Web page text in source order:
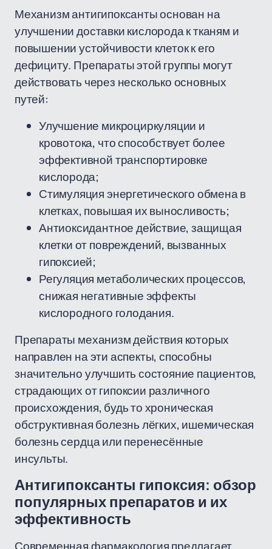
Механизм антигипоксанты основан на
улучшении доставки кислорода к тканям и
повышении устойчивости клеток к его
дефициту. Препараты этой группы могут
действовать через несколько основных
путей:
Улучшение микроциркуляции и
кровотока, что способствует более
эффективной транспортировке
кислорода;
Стимуляция энергетического обмена в
клетках, повышая их выносливость;
Антиоксидантное действие, защищая
клетки от повреждений, вызванных
гипоксией;
Регуляция метаболических процессов,
снижая негативные эффекты
кислородного голодания.
Препараты механизм действия которых
направлен на эти аспекты, способны
значительно улучшить состояние пациентов,
страдающих от гипоксии различного
происхождения, будь то хроническая
обструктивная болезнь лёгких, ишемическая
болезнь сердца или перенесённые
инсульты.
Антигипоксанты гипоксия: обзор
популярных препаратов и их
эффективность